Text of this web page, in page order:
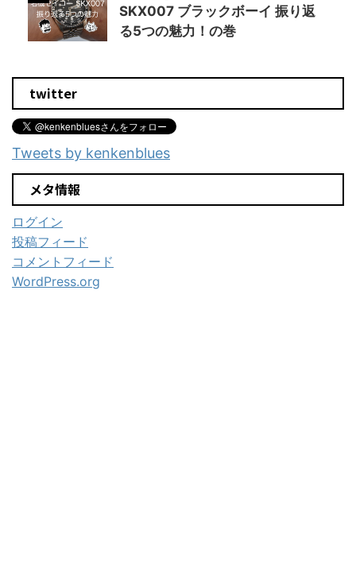
SKX007 ブラックボーイ 振り返
る5つの魅力！の巻
twitter
Tweets by kenkenblues
メタ情報
ログイン
投稿フィード
コメントフィード
WordPress.org